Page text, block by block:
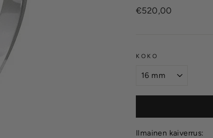
Normaalihinta
€520,00
KOKO
Ilmainen kaiverrus: